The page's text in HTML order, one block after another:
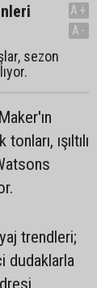
sezon
A+
A-
ışıltılı
trendleri;
dudaklarla